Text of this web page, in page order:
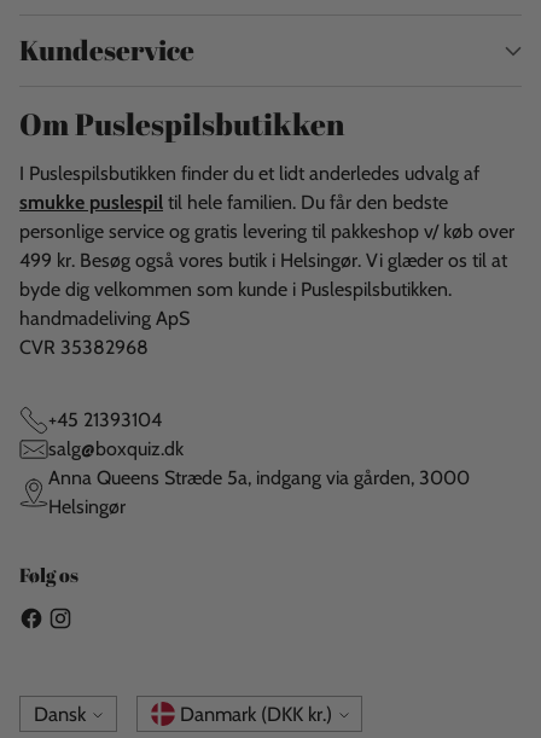
Kundeservice
Om Puslespilsbutikken
I Puslespilsbutikken finder du et lidt anderledes udvalg af
smukke puslespil til hele familien. Du får den bedste
personlige service og gratis levering til pakkeshop v/ køb over
499 kr. Besøg også vores butik i Helsingør. Vi glæder os til at
byde dig velkommen som kunde i Puslespilsbutikken.
handmadeliving ApS
CVR 35382968
+45 21393104
salg@boxquiz.dk
Anna Queens Stræde 5a, indgang via gården, 3000
Helsingør
Følg os
Sprog
Dansk Valuta Danmark (DKK kr.)